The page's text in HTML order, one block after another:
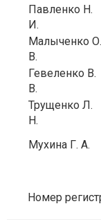
Павленко Н.
И.
Малыченко О.
В.
Гевеленко В.
В.
Трущенко Л.
Н.
Мухина Г. А.
Номер